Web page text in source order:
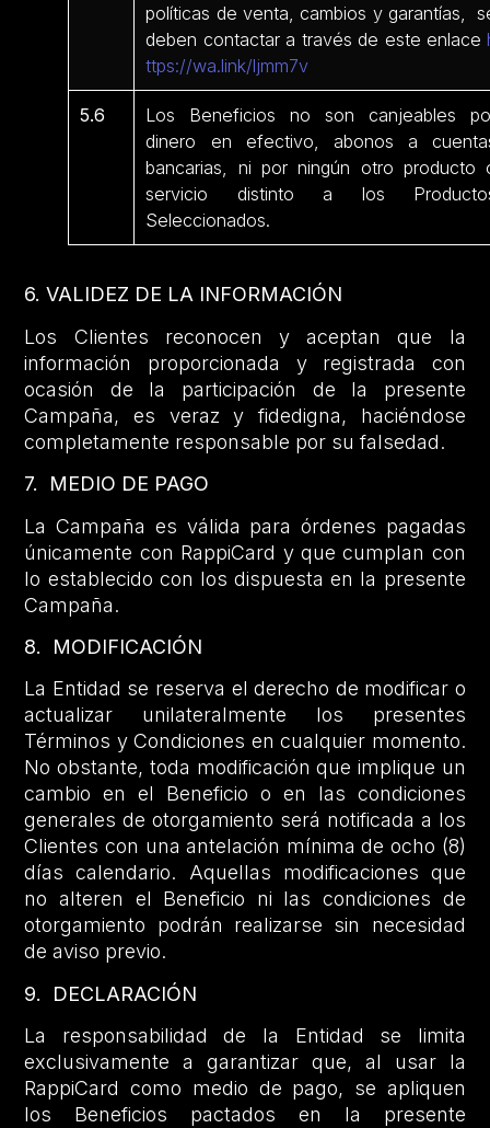
políticas de venta, cambios y garantías,
deben contactar a través de este enlace
ttps://wa.link/ljmm7v
5.6
Los Beneficios no son canjeables
dinero en efectivo, abonos a
bancarias, ni por ningún otro producto
servicio distinto a los
Seleccionados.
6. VALIDEZ DE LA INFORMACIÓN
Los Clientes reconocen y aceptan que la
información proporcionada y registrada con
ocasión de la participación de la presente
Campaña, es veraz y fidedigna, haciéndose
completamente responsable por su falsedad.
7. MEDIO DE PAGO
La Campaña es válida para órdenes pagadas
únicamente con RappiCard y que cumplan con
lo establecido con los dispuesta en la presente
Campaña.
8. MODIFICACIÓN
La Entidad se reserva el derecho de modificar o
actualizar unilateralmente los presentes
Términos y Condiciones en cualquier momento.
No obstante, toda modificación que implique un
cambio en el Beneficio o en las condiciones
generales de otorgamiento será notificada a los
Clientes con una antelación mínima de ocho (8)
días calendario. Aquellas modificaciones que
no alteren el Beneficio ni las condiciones de
otorgamiento podrán realizarse sin necesidad
de aviso previo.
9. DECLARACIÓN
La responsabilidad de la Entidad se limita
exclusivamente a garantizar que, al usar la
RappiCard como medio de pago, se apliquen
los Beneficios pactados en la presente